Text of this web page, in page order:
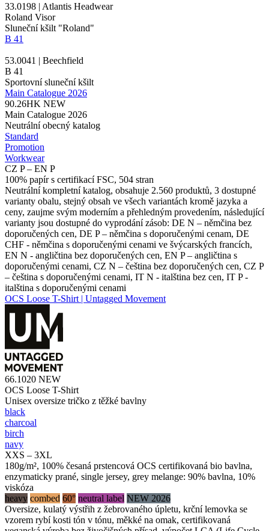
33.0198 | Atlantis Headwear
Roland Visor
Sluneční kšilt "Roland"
B 41
53.0041 | Beechfield
B 41
Sportovní sluneční kšilt
Main Catalogue 2026
90.26HK NEW
Main Catalogue 2026
Neutrální obecný katalog
Standard
Promotion
Workwear
CZ P – EN P
100% papír s certifikací FSC, 504 stran
Neutrální kompletní katalog, obsahuje 2.560 produktů, 3 dostupné
varianty obalu, stejný obsah ve všech variantách kromě jazyka a
ceny, zaujme svým moderním a přehledným provedením, následující
varianty jsou dostupné do vyprodání zásob: DE N – němčina bez
doporučených cen, DE P – němčina s doporučenými cenam, DE
CHF - němčina s doporučenými cenami ve švýcarských francích,
EN N - angličtina bez doporučených cen, EN P – angličtina s
doporučenými cenami, CZ N – čeština bez doporučených cen, CZ P
– čeština s doporučenými cenami, IT N - italština bez cen, IT P -
italština s doporučenými cenami
OCS Loose T-Shirt | Untagged Movement
66.1020 NEW
OCS Loose T-Shirt
Unisex oversize tričko z těžké bavlny
black
charcoal
birch
navy
XXS – 3XL
180g/m², 100% česaná prstencová OCS certifikovaná bio bavlna,
enzymaticky prané, single jersey, grey melange: 90% bavlna, 10%
viskóza
heavy combed 60° neutral label NEW 2026
Oversize, kulatý výstřih z žebrovaného úpletu, krční lemovka se
vzorem rybí kosti tón v tónu, měkké na omak, certifikovaná